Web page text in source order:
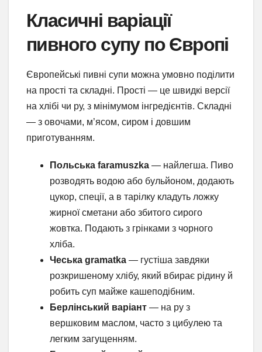
Класичні варіації
пивного супу по Європі
Європейські пивні супи можна умовно поділити
на прості та складні. Прості — це швидкі версії
на хлібі чи ру, з мінімумом інгредієнтів. Складні
— з овочами, м’ясом, сиром і довшим
приготуванням.
Польська faramuszka — найлегша. Пиво
розводять водою або бульйоном, додають
цукор, спеції, а в тарілку кладуть ложку
жирної сметани або збитого сирого
жовтка. Подають з грінками з чорного
хліба.
Чеська gramatka — густіша завдяки
розкришеному хлібу, який вбирає рідину й
робить суп майже кашеподібним.
Берлінський варіант — на ру з
вершковим маслом, часто з цибулею та
легким загущенням.